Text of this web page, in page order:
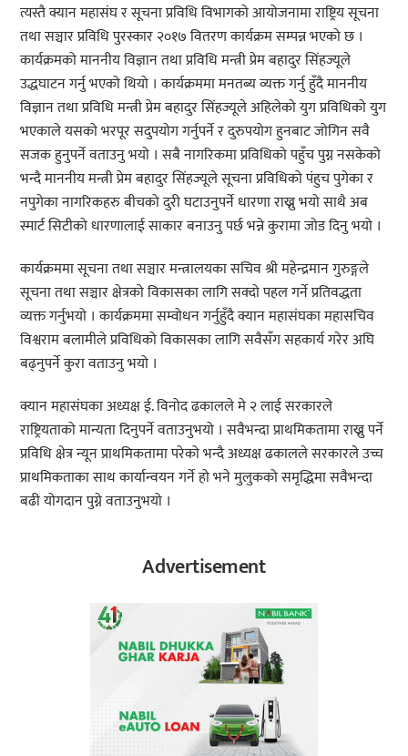
त्यस्तै क्यान महासंघ र सूचना प्रविधि विभागको आयोजनामा राष्ट्रिय सूचना
तथा सञ्चार प्रविधि पुरस्कार २०१७ वितरण कार्यक्रम सम्पन्न भएको छ ।
कार्यक्रमको माननीय विज्ञान तथा प्रविधि मन्त्री प्रेम बहादुर सिंहज्यूले
उद्धघाटन गर्नु भएको थियो । कार्यक्रममा मनतब्य व्यक्त गर्नु हुँदै माननीय
विज्ञान तथा प्रविधि मन्त्री प्रेम बहादुर सिंहज्यूले अहिलेको युग प्रविधिको युग
भएकाले यसको भरपूर सदुपयोग गर्नुपर्ने र दुरुपयोग हुनबाट जोगिन सवै
सजक हुनुपर्ने वताउनु भयो । सबै नागरिकमा प्रविधिको पहुँच पुग्न नसकेको
भन्दै माननीय मन्त्री प्रेम बहादुर सिंहज्यूले सूचना प्रविधिको पंहुच पुगेका र
नपुगेका नागरिकहरु बीचको दुरी घटाउनुपर्ने धारणा राख्नु भयो साथै अब
स्मार्ट सिटीको धारणालाई साकार बनाउनु पर्छ भन्ने कुरामा जोड दिनु भयो ।
कार्यक्रममा सूचना तथा सञ्चार मन्त्रालयका सचिव श्री महेन्द्रमान गुरुङ्गले
सूचना तथा सञ्चार क्षेत्रको विकासका लागि सक्दो पहल गर्ने प्रतिवद्धता
व्यक्त गर्नुभयो । कार्यक्रममा सम्वोधन गर्नुहुँदै क्यान महासंघका महासचिव
विश्वराम बलामीले प्रविधिको विकासका लागि सवैसँग सहकार्य गरेर अघि
बढ्नुपर्ने कुरा वताउनु भयो ।
क्यान महासंघका अध्यक्ष ई. विनोद ढकालले मे २ लाई सरकारले
राष्ट्रियताको मान्यता दिनुपर्ने वताउनुभयो । सवैभन्दा प्राथमिकतामा राख्नु पर्ने
प्रविधि क्षेत्र न्यून प्राथमिकतामा परेको भन्दै अध्यक्ष ढकालले सरकारले उच्च
प्राथमिकताका साथ कार्यान्वयन गर्ने हो भने मुलुकको समृद्धिमा सवैभन्दा
बढी योगदान पुग्ने वताउनुभयो ।
Advertisement